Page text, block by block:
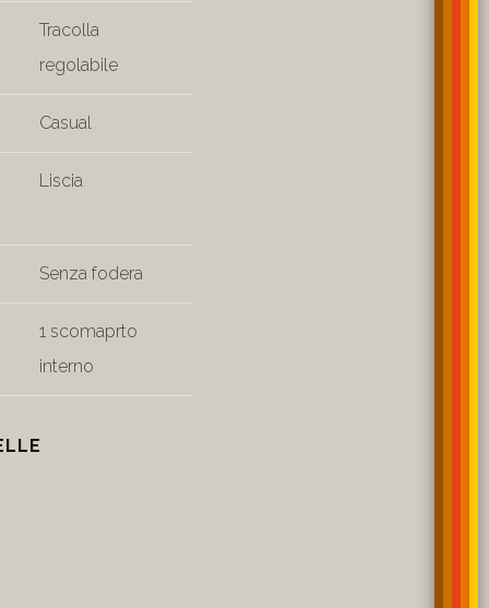
Tracolla
regolabile
Casual
Liscia
Senza fodera
1 scomaprto
interno